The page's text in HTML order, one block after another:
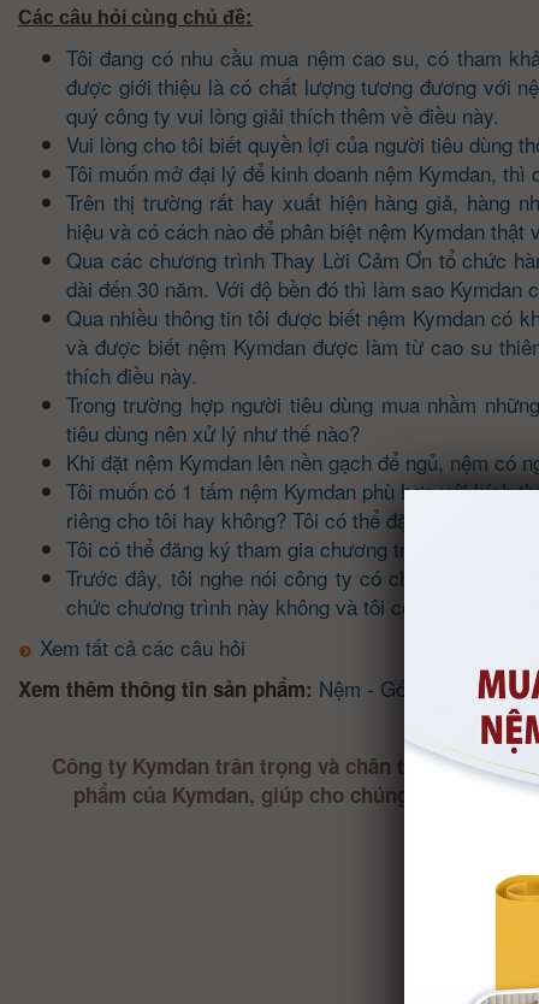
Các câu hỏi cùng chủ đề:
Tôi đang có nhu cầu mua nệm cao su, có tham
được giới thiệu là có chất lượng tương đương với
quý công ty vui lòng giải thích thêm về điều này.
Vui lòng cho tôi biết quyền lợi của người tiêu dùng
Tôi muốn mở đại lý để kinh doanh nệm Kymdan, thì
Trên thị trường rất hay xuất hiện hàng giả, hàng
hiệu và có cách nào để phân biệt nệm Kymdan thật
Qua các chương trình Thay Lời Cảm Ơn tổ chức
dài đến 30 năm. Với độ bền đó thì làm sao Kymdan
Qua nhiều thông tin tôi được biết nệm Kymdan có
và được biết nệm Kymdan được làm từ cao su
thích điều này.
Trong trường hợp người tiêu dùng mua nhầm
tiêu dùng nên xử lý như thế nào?
Khi đặt nệm Kymdan lên nền gạch để ngủ, nệm có
Tôi muốn có 1 tấm nệm Kymdan phù hợp với kích
riêng cho tôi hay không? Tôi có thể đặt hàng ở
Tôi có thể đăng ký tham gia chương trình "Thay lời
Trước đây, tôi nghe nói công ty có chương trình
chức chương trình này không và tôi có thể đăng ký
Xem tất cả các câu hỏi
Xem thêm thông tin sản phẩm: Nệm - Gối Giường-
Công ty Kymdan trân trọng và chân thành cảm
phẩm của Kymdan, giúp cho chúng tôi nắm